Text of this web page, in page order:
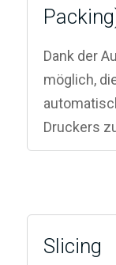
Dank der
möglich,
Druckers
Slicing